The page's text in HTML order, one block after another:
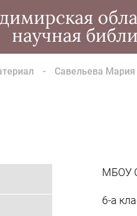
научная
Савельева Мария
МБОУ
6-а